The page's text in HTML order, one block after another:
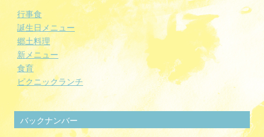
行事食
誕生日メニュー
郷土料理
新メニュー
食育
ピクニックランチ
バックナンバー